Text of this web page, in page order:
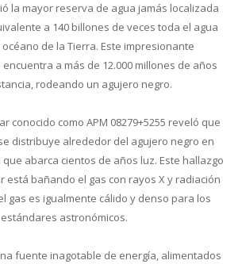
la mayor reserva de agua jamás localizada
a 140 billones de veces toda el agua
de la Tierra. Este impresionante
a más de 12.000 millones de años
rodeando un agujero negro.
conocido como APM 08279+5255 reveló que
distribuye alrededor del agujero negro en
abarca cientos de años luz. Este hallazgo
está bañando el gas con rayos X y radiación
gas es igualmente cálido y denso para los
estándares astronómicos.
fuente inagotable de energía, alimentados